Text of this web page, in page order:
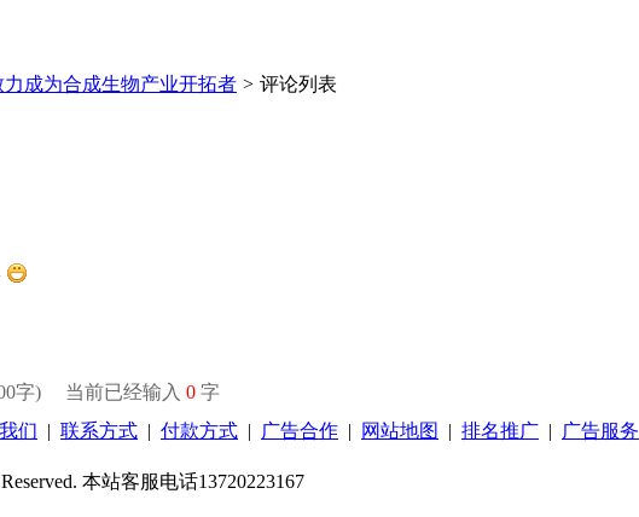
成为合成生物产业开拓者 > 评论列表
字) 当前已经输入 0 字
们 | 联系方式 | 付款方式 | 广告合作 | 网站地图 | 排名推广 | 广告服务
本站客服电话13720223167